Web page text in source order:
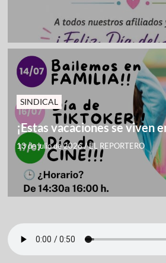
SINDICAL
¡Estas vacaciones se viven
13 de julio de 2026/EL REPORTERO